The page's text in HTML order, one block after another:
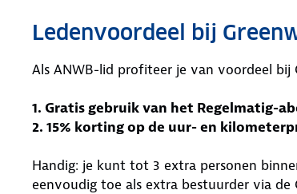
Ledenvoordeel bij
Als ANWB-lid profiteer je van voordeel bij
1. Gratis gebruik van het Regelmatig-
2. 15% korting op de uur- en
Handig: je kunt tot 3 extra personen
eenvoudig toe als extra bestuurder via de